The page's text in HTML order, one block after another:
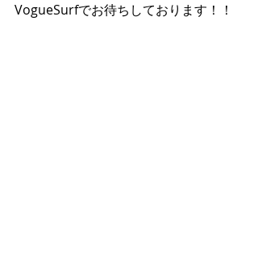
VogueSurfでお待ちしております！！